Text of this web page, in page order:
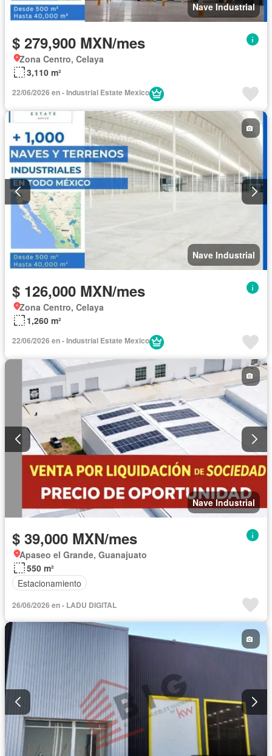
Nave Industrial
$ 279,900 MXN/mes
Zona Centro, Celaya
3,110 m²
22/06/2026 en - Industrial Estate Mexico
Nave Industrial
$ 126,000 MXN/mes
Zona Centro, Celaya
1,260 m²
22/06/2026 en - Industrial Estate Mexico
Nave Industrial
$ 39,000 MXN/mes
Apaseo el Grande, Guanajuato
550 m²
Estacionamiento
26/06/2026 en - LADU DIGITAL